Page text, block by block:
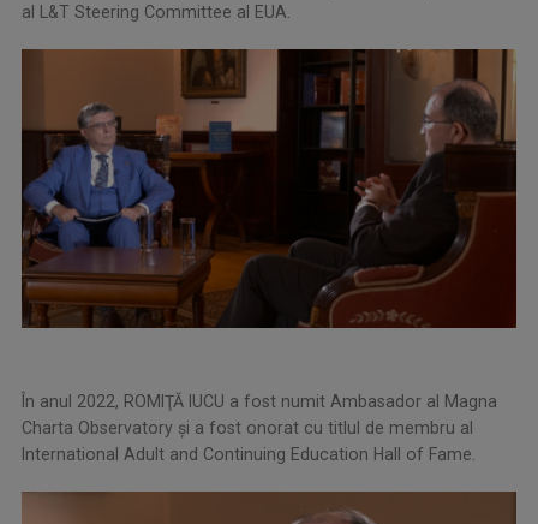
al L&T Steering Committee al EUA.
În anul 2022, ROMIŢĂ IUCU a fost numit Ambasador al Magna
Charta Observatory şi a fost onorat cu titlul de membru al
International Adult and Continuing Education Hall of Fame.